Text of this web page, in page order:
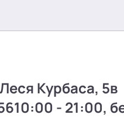
Курбаса, 5в
10:00 - 21:00,